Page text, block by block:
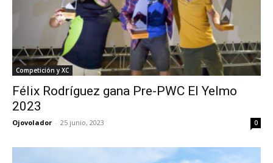
Competición y XC
Félix Rodríguez gana Pre-PWC El Yelmo
2023
Ojovolador - 25 junio, 2023 0